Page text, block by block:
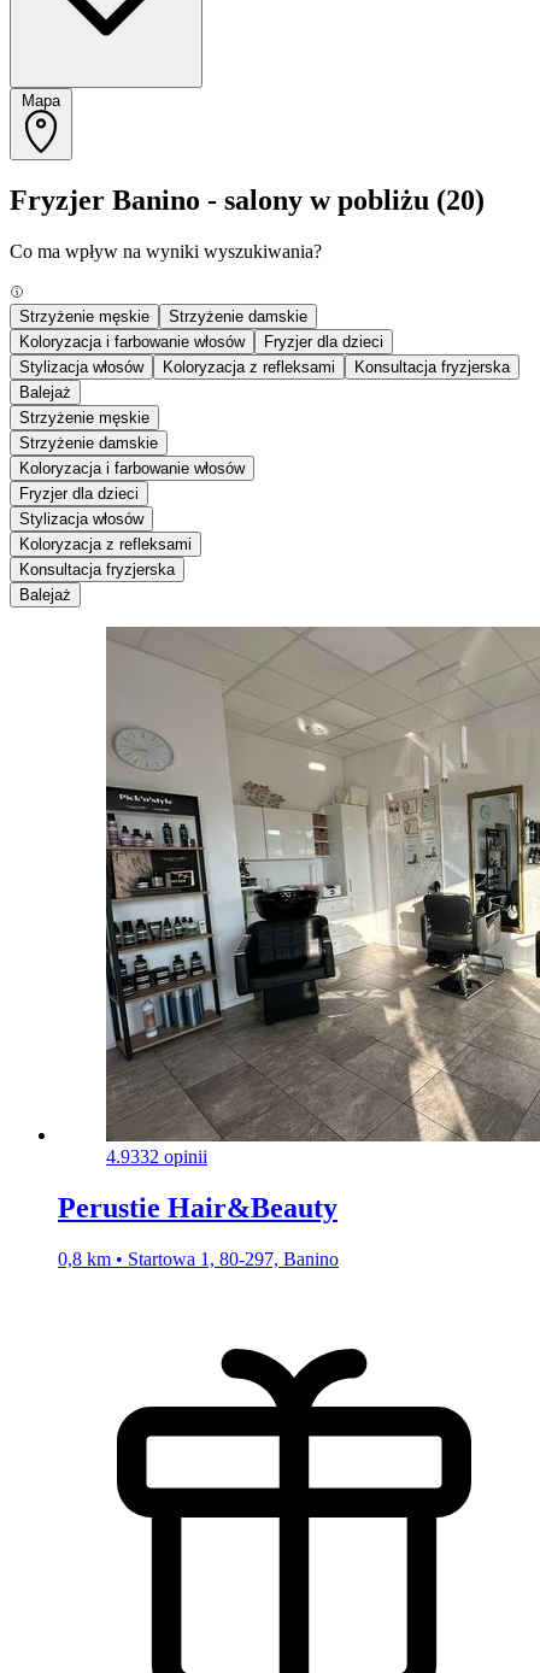
Mapa
Fryzjer Banino - salony w pobliżu (20)
Co ma wpływ na wyniki wyszukiwania?
Strzyżenie męskie
Strzyżenie damskie
Koloryzacja i farbowanie włosów
Fryzjer dla dzieci
Stylizacja włosów
Koloryzacja z refleksami
Konsultacja fryzjerska
Balejaż
Strzyżenie męskie
Strzyżenie damskie
Koloryzacja i farbowanie włosów
Fryzjer dla dzieci
Stylizacja włosów
Koloryzacja z refleksami
Konsultacja fryzjerska
Balejaż
4.9332 opinii
Perustie Hair&Beauty
0,8 km • Startowa 1, 80-297, Banino